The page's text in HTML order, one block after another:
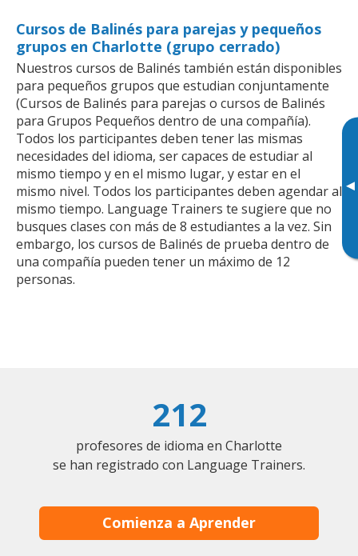
▸
Cursos de Balinés para parejas y pequeños
grupos en Charlotte (grupo cerrado)
Nuestros cursos de Balinés también están disponibles
para pequeños grupos que estudian conjuntamente
(Cursos de Balinés para parejas o cursos de Balinés
para Grupos Pequeños dentro de una compañía).
Todos los participantes deben tener las mismas
necesidades del idioma, ser capaces de estudiar al
mismo tiempo y en el mismo lugar, y estar en el
mismo nivel. Todos los participantes deben agendar al
mismo tiempo. Language Trainers te sugiere que no
busques clases con más de 8 estudiantes a la vez. Sin
embargo, los cursos de Balinés de prueba dentro de
una compañía pueden tener un máximo de 12
personas.
212
profesores de idioma en Charlotte
se han registrado con Language Trainers.
Comienza a Aprender